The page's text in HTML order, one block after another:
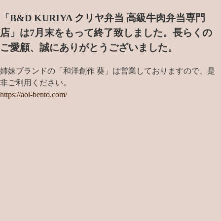
「B&D KURIYA クリヤ弁当 高級牛肉弁当専門
店」は7月末をもって終了致しました。 長らくの
ご愛顧、誠にありがとうございました。
姉妹ブランドの「和洋創作 葵」は営業しておりますので、是
非ご利用ください。
https://aoi-bento.com/